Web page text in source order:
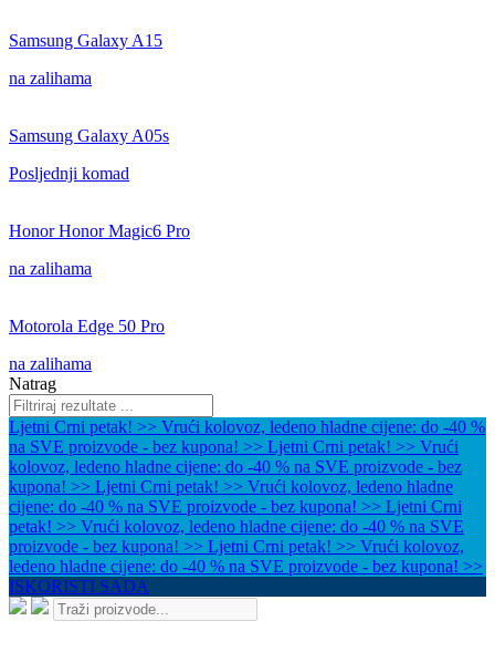
Samsung Galaxy A15
na zalihama
Samsung Galaxy A05s
Posljednji komad
Honor Honor Magic6 Pro
na zalihama
Motorola Edge 50 Pro
na zalihama
Natrag
Ljetni Crni petak! >> Vrući kolovoz, ledeno hladne cijene: do -40 %
na SVE proizvode - bez kupona! >> Ljetni Crni petak! >> Vrući
kolovoz, ledeno hladne cijene: do -40 % na SVE proizvode - bez
kupona! >> Ljetni Crni petak! >> Vrući kolovoz, ledeno hladne
cijene: do -40 % na SVE proizvode - bez kupona! >> Ljetni Crni
petak! >> Vrući kolovoz, ledeno hladne cijene: do -40 % na SVE
proizvode - bez kupona! >> Ljetni Crni petak! >> Vrući kolovoz,
ledeno hladne cijene: do -40 % na SVE proizvode - bez kupona! >>
ISKORISTI SADA